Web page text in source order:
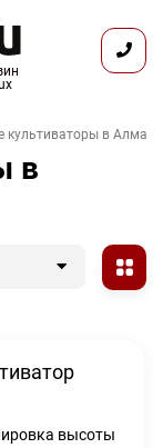
культиваторы в Алматы
в
высоты